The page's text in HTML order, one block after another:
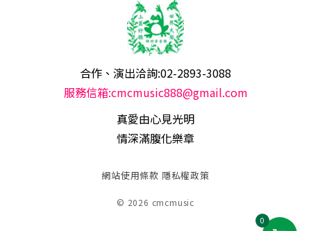
合作、演出洽詢:02-2893-3088
服務信箱:cmcmusic888@gmail.com
真愛由心見光明
情深滿腹化樂章
網站使用條款 隱私權政策
© 2026 cmcmusic
0